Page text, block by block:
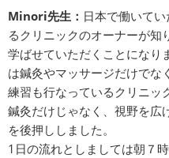
Minori先生： 日本で働いて
るクリニックのオーナーが知
学ばせていただくことになり
は鍼灸やマッサージだけでな
練習も行なっているクリニッ
鍼灸だけじゃなく、視野を広
を後押ししました。
1日の流れとしましては朝７